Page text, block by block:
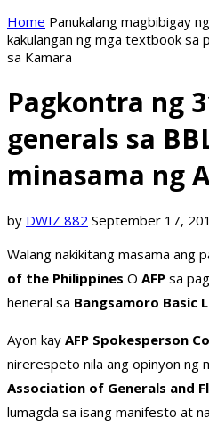
Home Panukalang magbibigay
kakulangan ng mga textbook sa
sa Kamara
Pagkontra ng
generals sa
minasama ng
by DWIZ 882 September 17,
Walang nakikitang masama ang
of the Philippines O AFP sa
heneral sa Bangsamoro Basic
Ayon kay AFP Spokesperson
nirerespeto nila ang opinyon ng
Association of Generals and
lumagda sa isang manifesto at